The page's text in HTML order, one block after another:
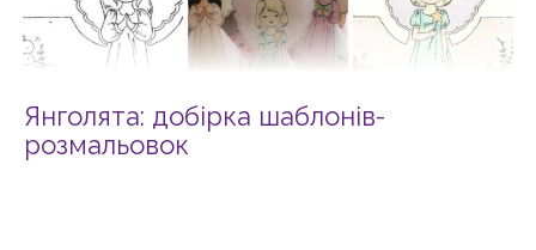
Янголята: добірка шаблонів-
розмальовок